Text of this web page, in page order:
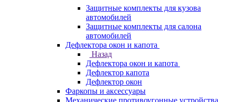
Защитные комплекты для кузова
автомобилей
Защитные комплекты для салона
автомобилей
Дефлектора окон и капота
Назад
Дефлектора окон и капота
Дефлектор капота
Дефлектор окон
Фаркопы и аксессуары
Механические противоугонные устройства